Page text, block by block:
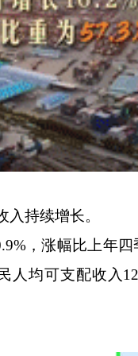
持续增长。
，涨幅比上年四
人均可支配收入